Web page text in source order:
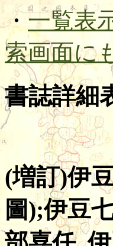
・一覧表
索画面に
書誌詳細
(増訂)伊
圖);伊豆